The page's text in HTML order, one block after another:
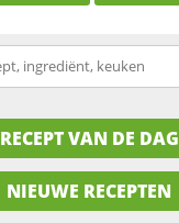
RECEPT VAN DE DAG
NIEUWE RECEPTEN